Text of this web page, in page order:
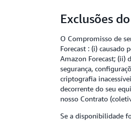
Exclusões
O Compromisso de
Forecast : (i)
Amazon Forecast; (ii)
segurança,
criptografia
decorrente do seu
nosso Contrato
Se a disponibilidade